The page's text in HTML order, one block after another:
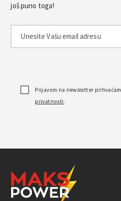
još puno toga!
Prijavom na newsletter prihvaćam
privatnosti.